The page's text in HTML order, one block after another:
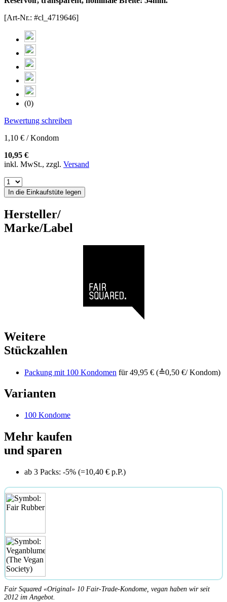
[Art-Nr.: #cl_4719646]
(0)
Bewertung schreiben
1,10 € / Kondom
10,95 €
inkl. MwSt., zzgl. Versand
In die Einkaufstüte legen
Hersteller/
Marke/Label
Weitere
Stückzahlen
Packung mit 100 Kondomen für 49,95 € (≙0,50 €/ Kondom)
Varianten
100 Kondome
Mehr kaufen
und sparen
ab 3 Packs: -5% (=10,40 € p.P.)
Fair Squared «Original» 10 Fair-Trade-Kondome, vegan haben wir seit
2012 im Angebot.